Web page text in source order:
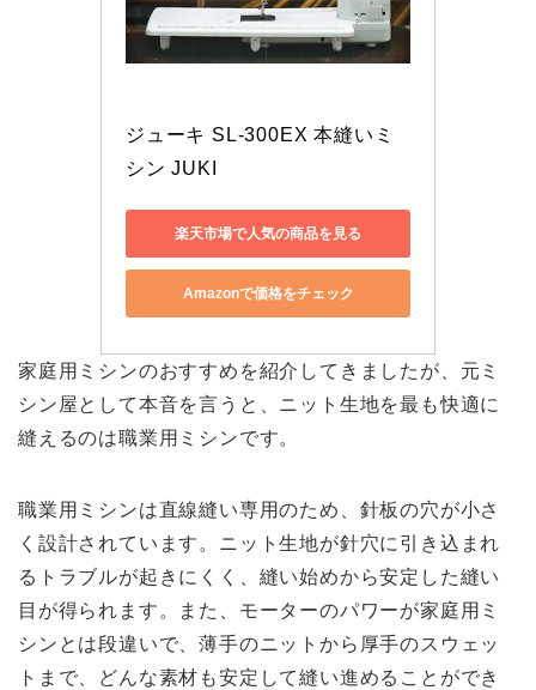
ジューキ SL-300EX 本縫いミ
シン JUKI
楽天市場で人気の商品を見る
Amazonで価格をチェック
家庭用ミシンのおすすめを紹介してきましたが、元ミ
シン屋として本音を言うと、ニット生地を最も快適に
縫えるのは職業用ミシンです。
職業用ミシンは直線縫い専用のため、針板の穴が小さ
く設計されています。ニット生地が針穴に引き込まれ
るトラブルが起きにくく、縫い始めから安定した縫い
目が得られます。また、モーターのパワーが家庭用ミ
シンとは段違いで、薄手のニットから厚手のスウェッ
トまで、どんな素材も安定して縫い進めることができ